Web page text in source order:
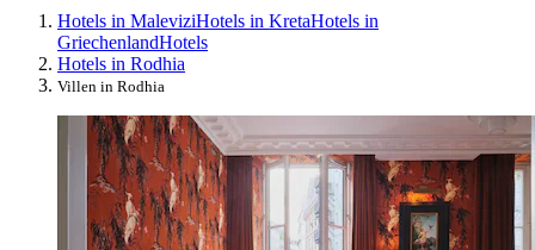
Hotels in MaleviziHotels in KretaHotels in
GriechenlandHotels
Hotels in Rodhia
Villen in Rodhia